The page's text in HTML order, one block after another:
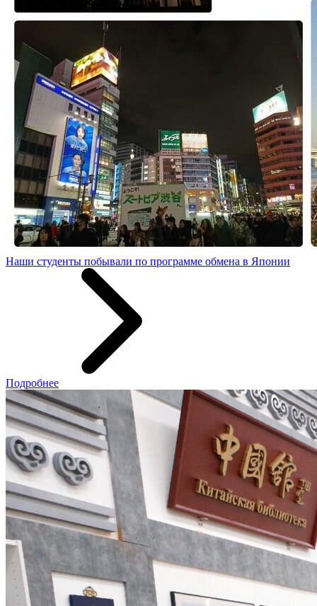
Наши студенты побывали по программе обмена в Японии
Подробнее